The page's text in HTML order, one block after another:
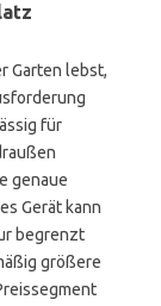
Garten lebst,
für
genaue
Gerät kann
begrenzt
größere